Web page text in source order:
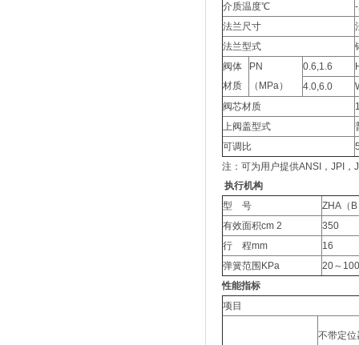
介质温度℃
法兰尺寸
法兰型式
阀体
材质
PN
（MPa）
0.6,1.6
4.0,6.0
阀芯材质
上阀盖型式
可调比
注：可为用户提供ANSI，JPI，
执行机构
型 号
ZHA（
有效面积cm 2
350
行 程mm
16
弹簧范围KPa
20～
性能指标
项目
不带定位